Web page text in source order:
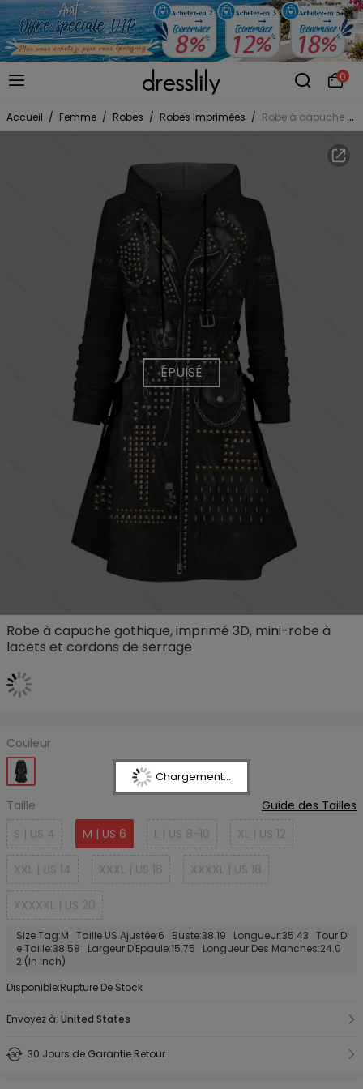
0
Accueil / Femme / Robes / Robes Imprimées / Robe à capuche gothique, imprimé 3D, mini-robe à lacets et cordons de serrage
ÉPUISÉ
Robe à capuche gothique, imprimé 3D, mini-robe à
lacets et cordons de serrage
Couleur
Taille
Guide des Tailles
S | US 4
M | US 6 L | US 8-10 XL | US 12
XXL | US 14 XXXL | US 16 XXXXL | US 18
XXXXXL | US 20
Size Tag:M Taille US Ajustée:6 Buste:38.19 Longueur:35.43 Tour D
e Taille:38.58 Largeur D'Epaule:15.75 Longueur Des Manches:24.0
2.(In inch)
Disponible:Rupture De Stock
Envoyez à: United States
30 Jours de Garantie Retour
Chargement...